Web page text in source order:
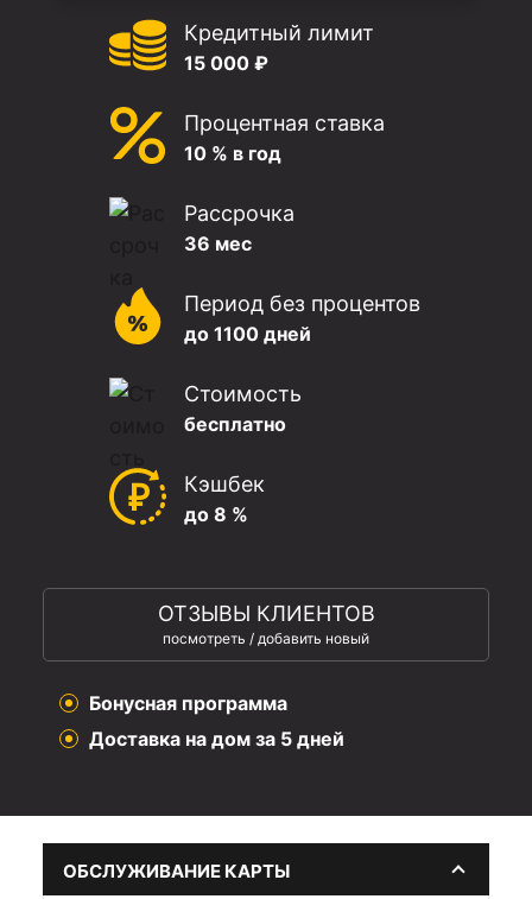
Кредитный лимит
15 000 ₽
Процентная ставка
10 % в год
Рассрочка
36 мес
Период без процентов
до 1100 дней
Стоимость
бесплатно
Кэшбек
до 8 %
ОТЗЫВЫ КЛИЕНТОВ
посмотреть / добавить новый
Бонусная программа
Доставка на дом за 5 дней
ОБСЛУЖИВАНИЕ КАРТЫ